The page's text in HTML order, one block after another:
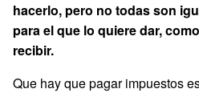
hacerlo, pero no todas son
para el que lo quiere dar,
recibir.
Que hay que pagar impuestos